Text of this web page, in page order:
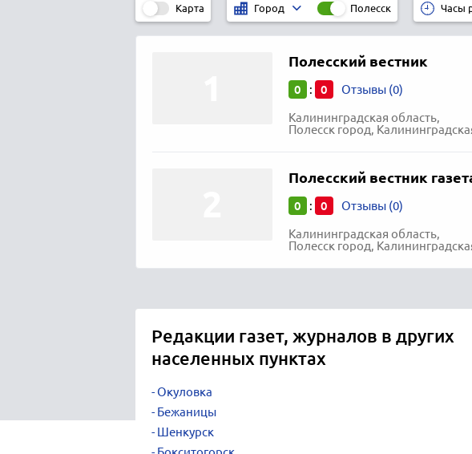
Карта Город Полесск Часы
Полесский вестник
0 : 0 Отзывы (0)
Калининградская область,
Полесск город,
Полесский вестник
0 : 0 Отзывы (0)
Калининградская область,
Полесск город,
Редакции газет, журналов в других
населенных пунктах
Окуловка
Бежаницы
Шенкурск